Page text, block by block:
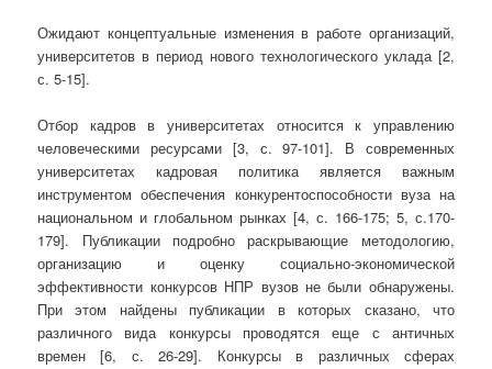
Ожидают концептуальные изменения в работе организаций,
университетов в период нового технологического уклада [2,
с. 5-15].
Отбор кадров в университетах относится к управлению
человеческими ресурсами [3, с. 97-101]. В современных
университетах кадровая политика является важным
инструментом обеспечения конкурентоспособности вуза на
национальном и глобальном рынках [4, с. 166-175; 5, с.170-
179]. Публикации подробно раскрывающие методологию,
организацию и оценку социально-экономической
эффективности конкурсов НПР вузов не были обнаружены.
При этом найдены публикации в которых сказано, что
различного вида конкурсы проводятся еще с античных
времен [6, с. 26-29]. Конкурсы в различных сферах